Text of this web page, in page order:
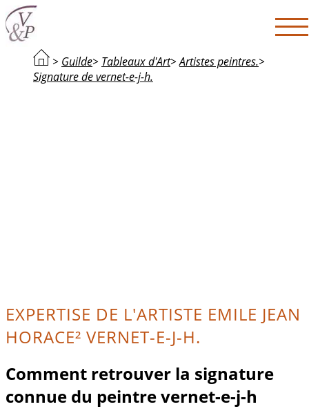
> Guilde> Tableaux d'Art>Artistes peintres.>
Signature de vernet-e-j-h.
EXPERTISE DE L'ARTISTE EMILE JEAN
HORACE² VERNET-E-J-H.
Comment retrouver la signature
connue du peintre vernet-e-j-h